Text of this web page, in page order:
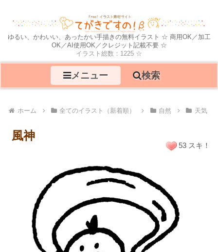
ゆるい、かわいい、あったかい手描きの無料イラスト ☆ 商用OK／加工
OK／AI使用OK／クレジット記載不要 ☆
イラスト総数：1225 ☆
メニュー 検索
ホーム 全てのイラスト（新着順） 自然 天気
風神
53 スキ！